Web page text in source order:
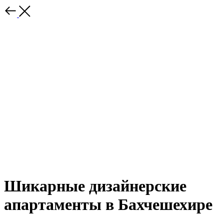
Шикарные дизайнерские
апартаменты в Бахчешехире